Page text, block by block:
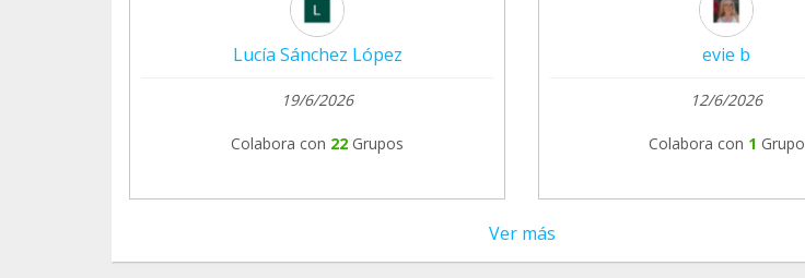
Lucía Sánchez López
19/6/2026
Colabora con 22 Grupos
evie b
12/6/2026
Colabora con 1 Grupo
Ver más